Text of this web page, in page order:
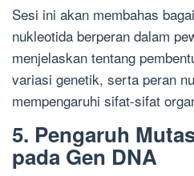
Sesi ini akan membahas
nukleotida berperan dalam
menjelaskan tentang
variasi genetik, serta peran
mempengaruhi sifat-sifat
5. Pengaruh
pada Gen DNA